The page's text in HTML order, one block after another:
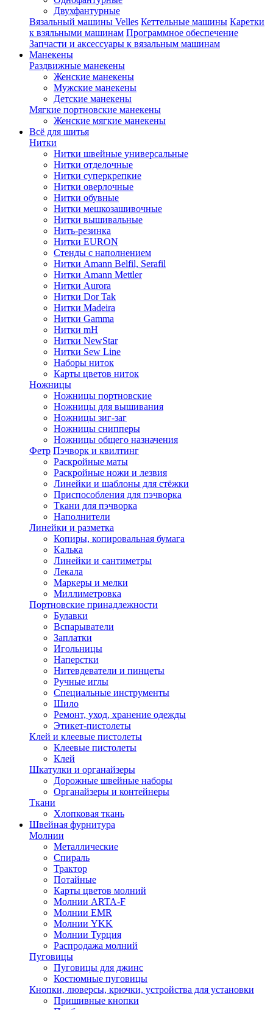
Двухфантурные
Вязальный машины Velles Кеттельные машины Каретки
к взяльными машинам Программное обеспечение
Запчасти и аксессуары к вязальным машинам
Манекены
Раздвижные манекены
Женские манекены
Мужские манекены
Детские манекены
Мягкие портновские манекены
Женские мягкие манекены
Всё для шитья
Нитки
Нитки швейные универсальные
Нитки отделочные
Нитки суперкрепкие
Нитки оверлочные
Нитки обувные
Нитки мешкозашивочные
Нитки вышивальные
Нить-резинка
Нитки EURON
Стенды с наполнением
Нитки Amann Belfil, Serafil
Нитки Amann Mettler
Нитки Aurora
Нитки Dor Tak
Нитки Madeira
Нитки Gamma
Нитки mH
Нитки NewStar
Нитки Sew Line
Наборы ниток
Карты цветов ниток
Ножницы
Ножницы портновские
Ножницы для вышивания
Ножницы зиг-заг
Ножницы снипперы
Ножницы общего назначения
Фетр Пэчворк и квилтинг
Раскройные маты
Раскройные ножи и лезвия
Линейки и шаблоны для стёжки
Приспособления для пэчворка
Ткани для пэчворка
Наполнители
Линейки и разметка
Копиры, копировальная бумага
Калька
Линейки и сантиметры
Лекала
Маркеры и мелки
Миллиметровка
Портновские принадлежности
Булавки
Вспарыватели
Заплатки
Игольницы
Наперстки
Нитевдеватели и пинцеты
Ручные иглы
Специальные инструменты
Шило
Ремонт, уход, хранение одежды
Этикет-пистолеты
Клей и клеевые пистолеты
Клеевые пистолеты
Клей
Шкатулки и органайзеры
Дорожные швейные наборы
Органайзеры и контейнеры
Ткани
Хлопковая ткань
Швейная фурнитура
Молнии
Металлические
Спираль
Трактор
Потайные
Карты цветов молний
Молнии ARTA-F
Молнии EMR
Молнии YKK
Молнии Турция
Распродажа молний
Пуговицы
Пуговицы для джинс
Костюмные пуговицы
Кнопки, люверсы, крючки, устройства для установки
Пришивные кнопки